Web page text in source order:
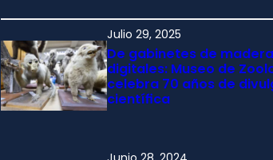
Julio 29, 2025
De gabinetes de
digitales: Museo de
celebra 70 años de
científica